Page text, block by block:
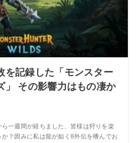
を記録した「モンスター
」 その影響力はもの凄か
一週間が経ちました、皆様は狩りを楽
？因みに私は龍が如く8外伝を嗜んでお